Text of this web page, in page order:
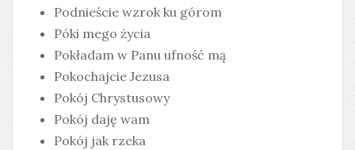
Podnieście wzrok ku górom
Póki mego życia
Pokładam w Panu ufność mą
Pokochajcie Jezusa
Pokój Chrystusowy
Pokój daję wam
Pokój jak rzeka